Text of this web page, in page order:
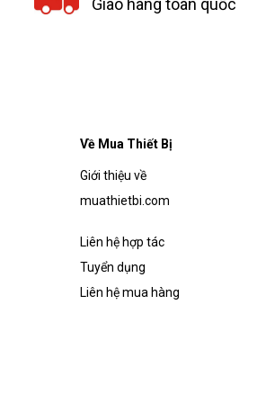
Giao hàng toàn quốc
Về Mua Thiết Bị
Giới thiệu về
muathietbi.com
Liên hệ hợp tác
Tuyển dụng
Liên hệ mua hàng